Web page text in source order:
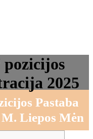
2025
Pastaba
Liepos Mėn